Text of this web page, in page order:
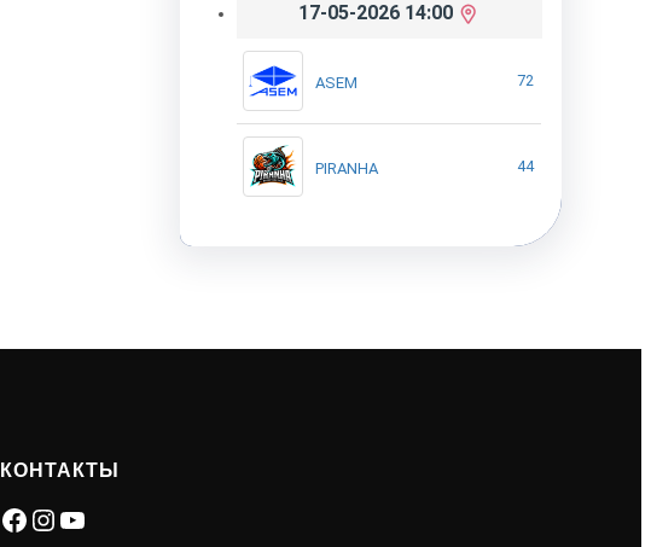
17-05-2026 14:00
ASEM 72
PIRANHA 44
КОНТАКТЫ
Facebook Instagram YouTube